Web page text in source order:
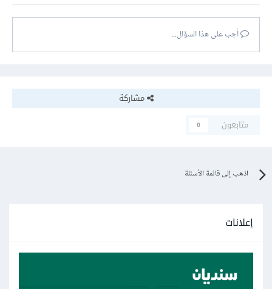
أجب على هذا السؤال...
مشاركة
متابعون
0
اذهب إلى قائمة الأسئلة
إعلانات